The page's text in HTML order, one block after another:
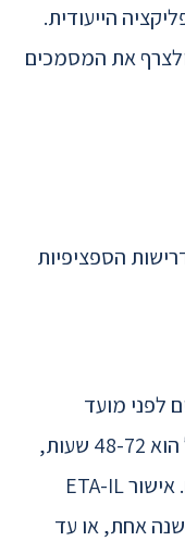
הייעודית.
את המסמכים
הספציפיות
הבקשה לפחות 30 ימים לפני מועד
הנסיעה המתוכנן. זמן הטיפול הרגיל הוא 48-72 שעות,
אך עלול להתארך במקרים מסוימים. אישור ETA-IL
אחת, או עד